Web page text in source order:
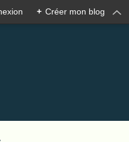
+ Créer mon blog